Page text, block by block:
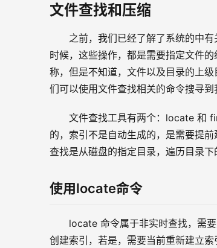
文件查找和压缩
之前，我们已经了解了系统的中
时候，这些操作，都是需要指定文件
称，但是不知道，文件以及目录的上
们可以使用文件查找相关的命令搜寻
文件查找工具有两个：locate 和
的，索引不是自动生成的，是需要提
查找是从磁盘的指定目录，遍历目录
使用locate命令
locate 命令属于非实时查找，需
创建索引，若是，需要当前重新建立